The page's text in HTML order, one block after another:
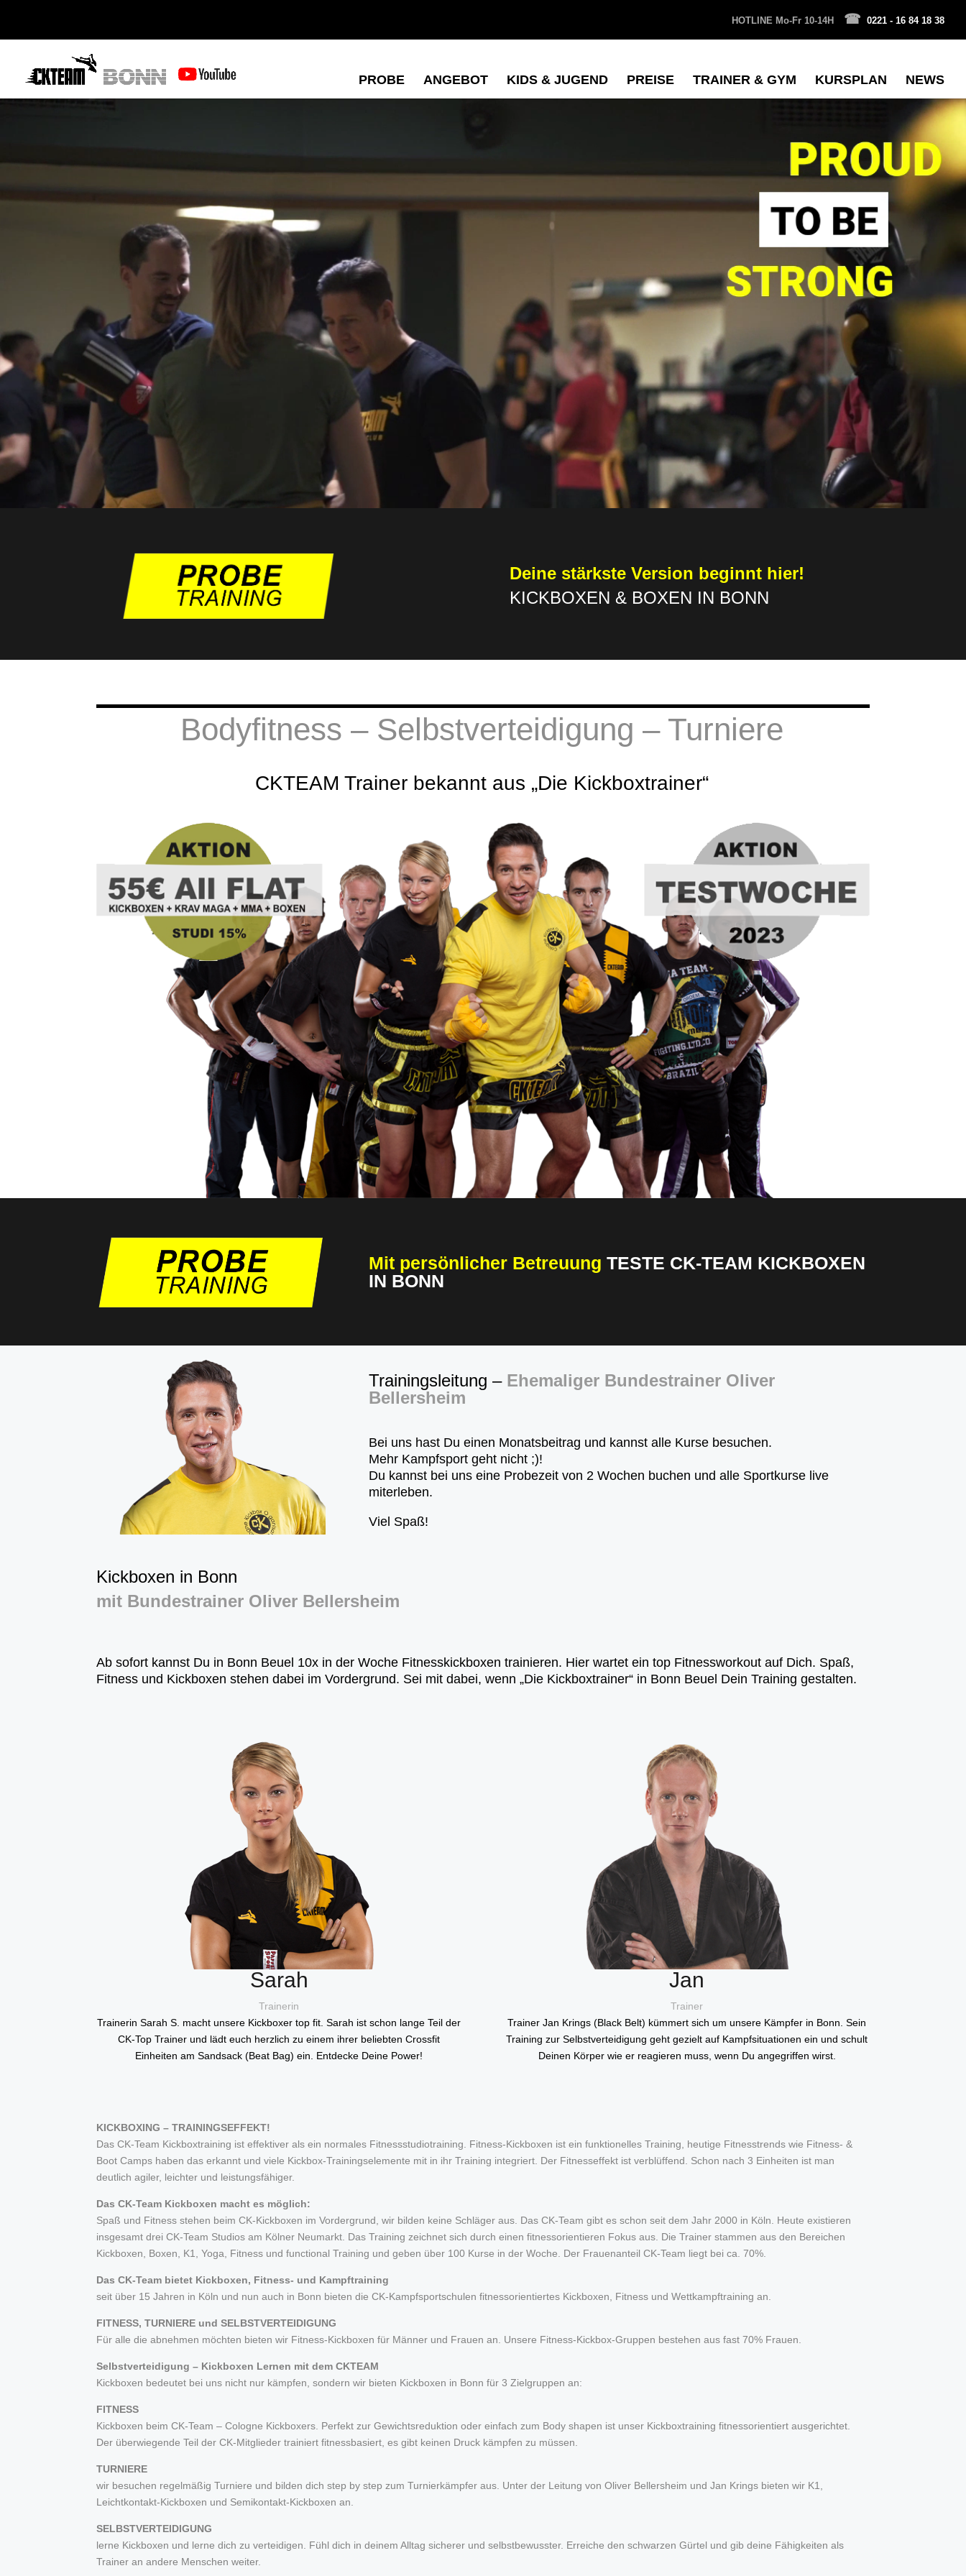
HOTLINE Mo-Fr 10-14H 0221 - 16 84 18 38
PROBE ANGEBOT KIDS & JUGEND PREISE TRAINER & GYM KURSPLAN NEWS
Deine stärkste Version beginnt hier!
KICKBOXEN & BOXEN IN BONN
Bodyfitness – Selbstverteidigung – Turniere
CKTEAM Trainer bekannt aus „Die Kickboxtrainer“
Mit persönlicher Betreuung TESTE CK-TEAM KICKBOXEN
IN BONN
Trainingsleitung – Ehemaliger Bundestrainer Oliver
Bellersheim
Bei uns hast Du einen Monatsbeitrag und kannst alle Kurse besuchen.
Mehr Kampfsport geht nicht ;)!
Du kannst bei uns eine Probezeit von 2 Wochen buchen und alle Sportkurse live
miterleben.
Viel Spaß!
Kickboxen in Bonn
mit Bundestrainer Oliver Bellersheim
Ab sofort kannst Du in Bonn Beuel 10x in der Woche Fitnesskickboxen trainieren. Hier wartet ein top Fitnessworkout auf Dich. Spaß,
Fitness und Kickboxen stehen dabei im Vordergrund. Sei mit dabei, wenn „Die Kickboxtrainer“ in Bonn Beuel Dein Training gestalten.
Sarah
Trainerin
Trainerin Sarah S. macht unsere Kickboxer top fit. Sarah ist schon lange Teil der
CK-Top Trainer und lädt euch herzlich zu einem ihrer beliebten Crossfit
Einheiten am Sandsack (Beat Bag) ein. Entdecke Deine Power!
Jan
Trainer
Trainer Jan Krings (Black Belt) kümmert sich um unsere Kämpfer in Bonn. Sein
Training zur Selbstverteidigung geht gezielt auf Kampfsituationen ein und schult
Deinen Körper wie er reagieren muss, wenn Du angegriffen wirst.
KICKBOXING – TRAININGSEFFEKT!
Das CK-Team Kickboxtraining ist effektiver als ein normales Fitnessstudiotraining. Fitness-Kickboxen ist ein funktionelles Training, heutige Fitnesstrends wie Fitness- &
Boot Camps haben das erkannt und viele Kickbox-Trainingselemente mit in ihr Training integriert. Der Fitnesseffekt ist verblüffend. Schon nach 3 Einheiten ist man
deutlich agiler, leichter und leistungsfähiger.
Das CK-Team Kickboxen macht es möglich:
Spaß und Fitness stehen beim CK-Kickboxen im Vordergrund, wir bilden keine Schläger aus. Das CK-Team gibt es schon seit dem Jahr 2000 in Köln. Heute existieren
insgesamt drei CK-Team Studios am Kölner Neumarkt. Das Training zeichnet sich durch einen fitnessorientieren Fokus aus. Die Trainer stammen aus den Bereichen
Kickboxen, Boxen, K1, Yoga, Fitness und functional Training und geben über 100 Kurse in der Woche. Der Frauenanteil CK-Team liegt bei ca. 70%.
Das CK-Team bietet Kickboxen, Fitness- und Kampftraining
seit über 15 Jahren in Köln und nun auch in Bonn bieten die CK-Kampfsportschulen fitnessorientiertes Kickboxen, Fitness und Wettkampftraining an.
FITNESS, TURNIERE und SELBSTVERTEIDIGUNG
Für alle die abnehmen möchten bieten wir Fitness-Kickboxen für Männer und Frauen an. Unsere Fitness-Kickbox-Gruppen bestehen aus fast 70% Frauen.
Selbstverteidigung – Kickboxen Lernen mit dem CKTEAM
Kickboxen bedeutet bei uns nicht nur kämpfen, sondern wir bieten Kickboxen in Bonn für 3 Zielgruppen an:
FITNESS
Kickboxen beim CK-Team – Cologne Kickboxers. Perfekt zur Gewichtsreduktion oder einfach zum Body shapen ist unser Kickboxtraining fitnessorientiert ausgerichtet.
Der überwiegende Teil der CK-Mitglieder trainiert fitnessbasiert, es gibt keinen Druck kämpfen zu müssen.
TURNIERE
wir besuchen regelmäßig Turniere und bilden dich step by step zum Turnierkämpfer aus. Unter der Leitung von Oliver Bellersheim und Jan Krings bieten wir K1,
Leichtkontakt-Kickboxen und Semikontakt-Kickboxen an.
SELBSTVERTEIDIGUNG
lerne Kickboxen und lerne dich zu verteidigen. Fühl dich in deinem Alltag sicherer und selbstbewusster. Erreiche den schwarzen Gürtel und gib deine Fähigkeiten als
Trainer an andere Menschen weiter.